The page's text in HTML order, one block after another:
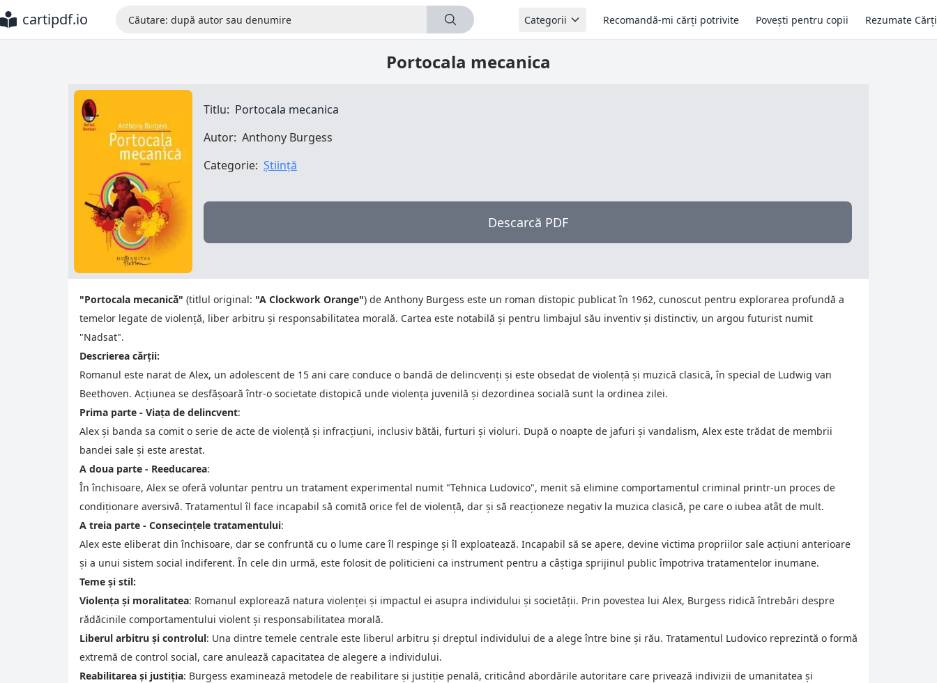
cartipdf.io Categorii Recomandă-mi cărți potrivite Povești pentru copii Rezumate Cărți
Portocala mecanica
Titlu: Portocala mecanica
Autor: Anthony Burgess
Categorie: Știință
Descarcă PDF
"Portocala mecanică" (titlul original: "A Clockwork Orange") de Anthony Burgess este un roman distopic publicat în 1962, cunoscut pentru explorarea profundă a
temelor legate de violență, liber arbitru și responsabilitatea morală. Cartea este notabilă și pentru limbajul său inventiv și distinctiv, un argou futurist numit
"Nadsat".
Descrierea cărții:
Romanul este narat de Alex, un adolescent de 15 ani care conduce o bandă de delincvenți și este obsedat de violență și muzică clasică, în special de Ludwig van
Beethoven. Acțiunea se desfășoară într-o societate distopică unde violența juvenilă și dezordinea socială sunt la ordinea zilei.
Prima parte - Viața de delincvent:
Alex și banda sa comit o serie de acte de violență și infracțiuni, inclusiv bătăi, furturi și violuri. După o noapte de jafuri și vandalism, Alex este trădat de membrii
bandei sale și este arestat.
A doua parte - Reeducarea:
În închisoare, Alex se oferă voluntar pentru un tratament experimental numit "Tehnica Ludovico", menit să elimine comportamentul criminal printr-un proces de
condiționare aversivă. Tratamentul îl face incapabil să comită orice fel de violență, dar și să reacționeze negativ la muzica clasică, pe care o iubea atât de mult.
A treia parte - Consecințele tratamentului:
Alex este eliberat din închisoare, dar se confruntă cu o lume care îl respinge și îl exploatează. Incapabil să se apere, devine victima propriilor sale acțiuni anterioare
și a unui sistem social indiferent. În cele din urmă, este folosit de politicieni ca instrument pentru a câștiga sprijinul public împotriva tratamentelor inumane.
Teme și stil:
Violența și moralitatea: Romanul explorează natura violenței și impactul ei asupra individului și societății. Prin povestea lui Alex, Burgess ridică întrebări despre
rădăcinile comportamentului violent și responsabilitatea morală.
Liberul arbitru și controlul: Una dintre temele centrale este liberul arbitru și dreptul individului de a alege între bine și rău. Tratamentul Ludovico reprezintă o formă
extremă de control social, care anulează capacitatea de alegere a individului.
Reabilitarea și justiția: Burgess examinează metodele de reabilitare și justiție penală, criticând abordările autoritare care privează indivizii de umanitatea și